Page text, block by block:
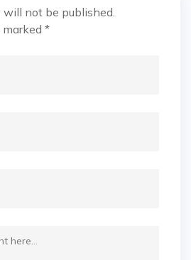
will not be published.
marked *